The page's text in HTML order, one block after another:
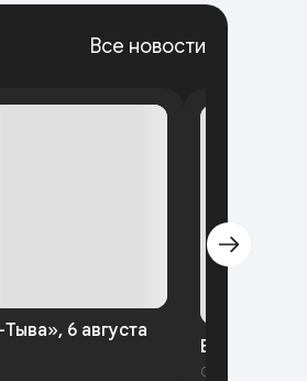
Все новости
6 августа
Вести-Тыва
05.08.2026